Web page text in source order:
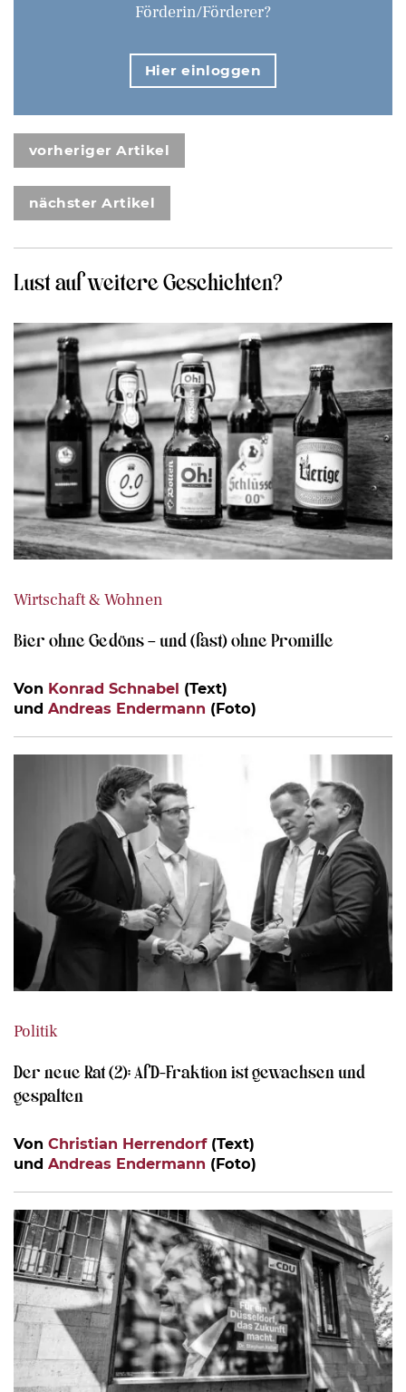
Förderin/Förderer?
Hier einloggen
vorheriger Artikel
nächster Artikel
Lust auf weitere Geschichten?
Wirtschaft & Wohnen
Bier ohne Gedöns – und (fast) ohne Promille
Von Konrad Schnabel (Text)
und Andreas Endermann (Foto)
Politik
Der neue Rat (2): AfD-Fraktion ist gewachsen und
gespalten
Von Christian Herrendorf(Text)
und Andreas Endermann (Foto)